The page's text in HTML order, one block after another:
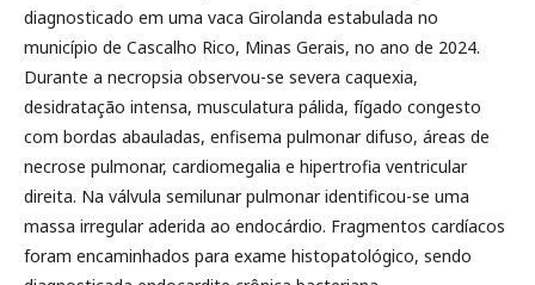
diagnosticado em uma vaca Girolanda estabulada no
município de Cascalho Rico, Minas Gerais, no ano de 2024.
Durante a necropsia observou-se severa caquexia,
desidratação intensa, musculatura pálida, fígado congesto
com bordas abauladas, enfisema pulmonar difuso, áreas de
necrose pulmonar, cardiomegalia e hipertrofia ventricular
direita. Na válvula semilunar pulmonar identificou-se uma
massa irregular aderida ao endocárdio. Fragmentos cardíacos
foram encaminhados para exame histopatológico, sendo